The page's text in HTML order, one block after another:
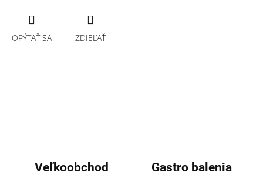
OPÝTAŤ SA ZDIEĽAŤ
Veľkoobchod Gastro balenia